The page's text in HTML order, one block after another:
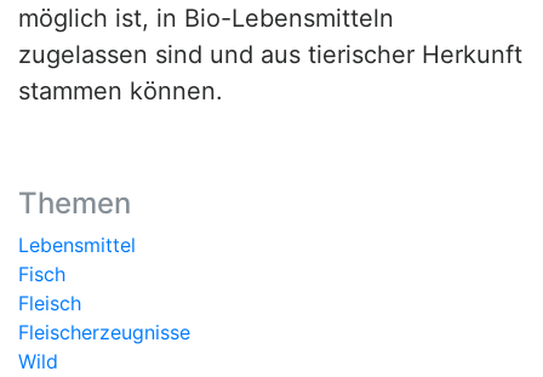
möglich ist, in Bio-Lebensmitteln
zugelassen sind und aus tierischer Herkunft
stammen können.
Themen
Lebensmittel
Fisch
Fleisch
Fleischerzeugnisse
Wild